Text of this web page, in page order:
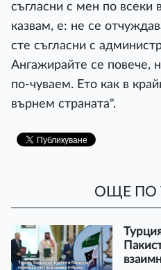
съгласни с мен по всеки
казвам, е: не се
сте съгласни с
Ангажирайте се повече,
по-чуваем. Ето как в
върнем страната".
ОЩЕ ПО